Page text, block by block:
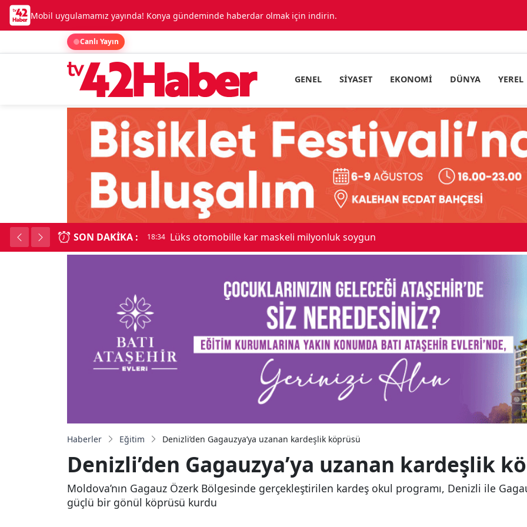
Mobil uygulamamız yayında! Konya gündeminde haberdar olmak için indirin.
Canlı Yayın
GENEL SIYASET EKONOMI DÜNYA YEREL
SON DAKIKA : 18:34 Lüks otomobille kar maskeli milyonluk soygun
Haberler Eğitim Denizli’den Gagauzya’ya uzanan kardeşlik köprüsü
Denizli’den Gagauzya’ya uzanan kardeşlik
Moldova’nın Gagauz Özerk Bölgesinde gerçekleştirilen kardeş okul programı, Denizli ile
güçlü bir gönül köprüsü kurdu